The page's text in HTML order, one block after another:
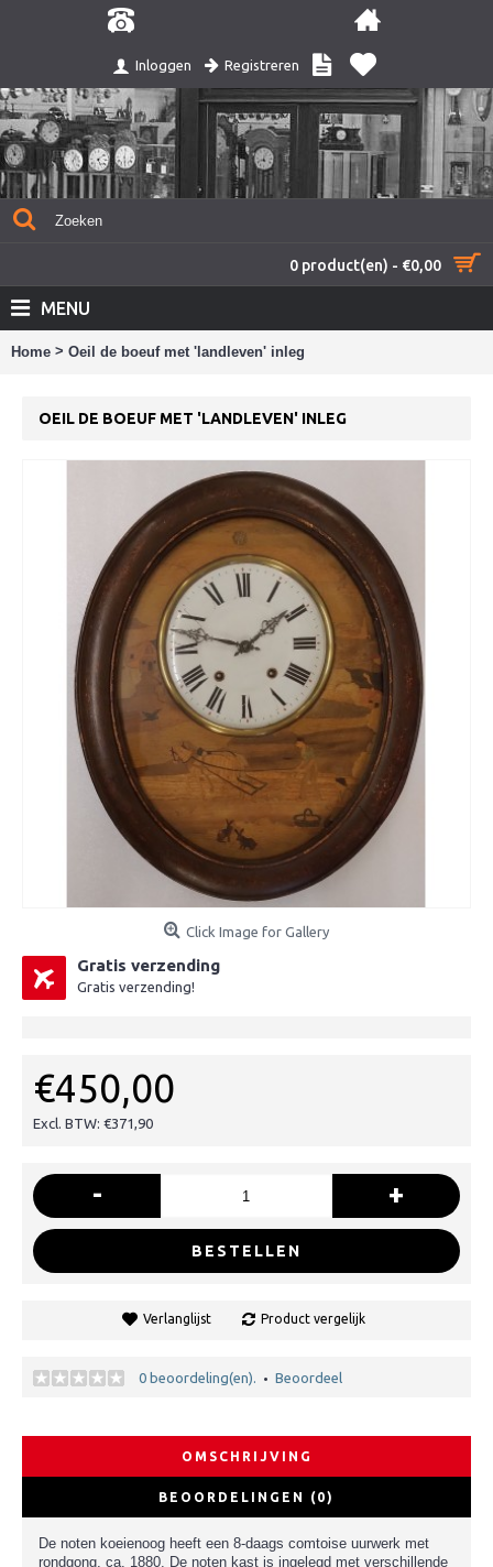
Inloggen Registreren
0 product(en) - €0,00
MENU
Home > Oeil de boeuf met 'landleven' inleg
OEIL DE BOEUF MET 'LANDLEVEN' INLEG
Click Image for Gallery
Gratis verzending
Gratis verzending!
€450,00
Excl. BTW: €371,90
- +
BESTELLEN
Verlanglijst Product vergelijk
0 beoordeling(en). • Beoordeel
OMSCHRIJVING
BEOORDELINGEN (0)
De noten koeienoog heeft een 8-daags comtoise uurwerk met
rondgong, ca. 1880. De noten kast is ingelegd met verschillende